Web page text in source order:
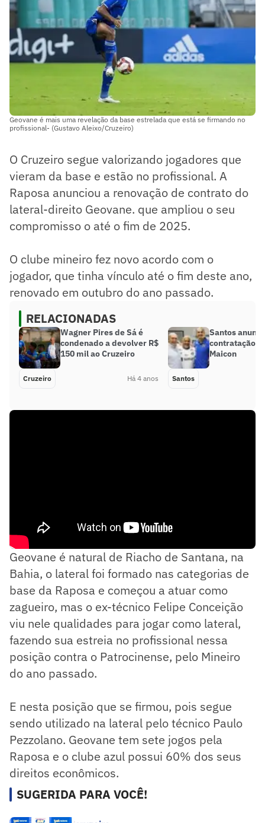
Geovane é mais uma revelação da base estrelada que está se firmando no
profissional- (Gustavo Aleixo/Cruzeiro)
O Cruzeiro segue valorizando jogadores que
vieram da base e estão no profissional. A
Raposa anunciou a renovação de contrato do
lateral-direito Geovane. que ampliou o seu
compromisso o até o fim de 2025.
O clube mineiro fez novo acordo com o
jogador, que tinha vínculo até o fim deste ano,
renovado em outubro do ano passado.
RELACIONADAS
Wagner Pires de Sá é
condenado a devolver R$
150 mil ao Cruzeiro
Cruzeiro Há 4 anos
Santos
contratação
Maicon
Santos
Geovane é natural de Riacho de Santana, na
Bahia, o lateral foi formado nas categorias de
base da Raposa e começou a atuar como
zagueiro, mas o ex-técnico Felipe Conceição
viu nele qualidades para jogar como lateral,
fazendo sua estreia no profissional nessa
posição contra o Patrocinense, pelo Mineiro
do ano passado.
E nesta posição que se firmou, pois segue
sendo utilizado na lateral pelo técnico Paulo
Pezzolano. Geovane tem sete jogos pela
Raposa e o clube azul possui 60% dos seus
direitos econômicos.
SUGERIDA PARA VOCÊ!